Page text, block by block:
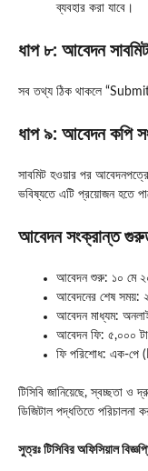
ব্যবহার করা যাবে।
ধাপ ৮: আবেদন
সব তথ্য ঠিক থাকলে
ধাপ ৯: আবেদন কপি
সাবমিট হওয়ার পর
ভবিষ্যতে এটি প্রয়োজন হতে
আবেদন সংক্রান্ত
আবেদন শুরু: ১০ মে
আবেদনের শেষ সময়:
আবেদন মাধ্যম:
আবেদন ফি: ৫,০০০
ফি পরিশোধ: এক-পে
টিসিবি জানিয়েছে, স্বচ্ছতা ও
ডিজিটাল পদ্ধতিতে পরিচালনা
সুত্রঃ টিসিবির অফিসিয়াল